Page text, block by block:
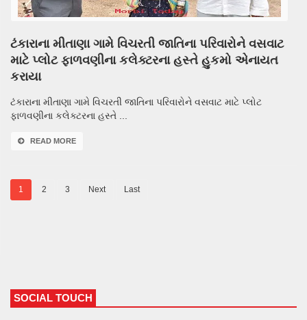
ટંકારાના મીતાણા ગામે વિચરતી જાતિના પરિવારોને વસવાટ
માટે પ્લોટ ફાળવણીના કલેક્ટરના હસ્તે હુકમો એનાયત
કરાયા
ટંકારાના મીતાણા ગામે વિચરતી જાતિના પરિવારોને વસવાટ માટે પ્લોટ
ફાળવણીના કલેક્ટરના હસ્તે ...
READ MORE
1 2 3 Next Last
SOCIAL TOUCH